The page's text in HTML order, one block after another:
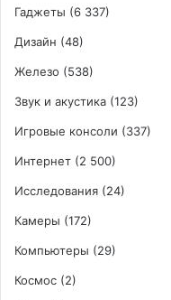
Гаджеты (6 337)
Дизайн (48)
Железо (538)
Звук и акустика (123)
Игровые консоли (337)
Интернет (2 500)
Исследования (24)
Камеры (172)
Компьютеры (29)
Космос (2)